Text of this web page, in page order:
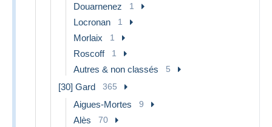
Douarnenez 1
Locronan 1
Morlaix 1
Roscoff 1
Autres & non classés 5
[30] Gard 365
Aigues-Mortes 9
Alès 70